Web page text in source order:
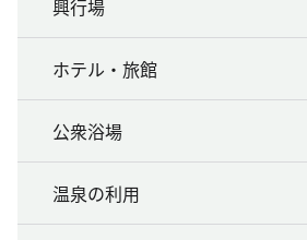
興行場
ホテル・旅館
公衆浴場
温泉の利用